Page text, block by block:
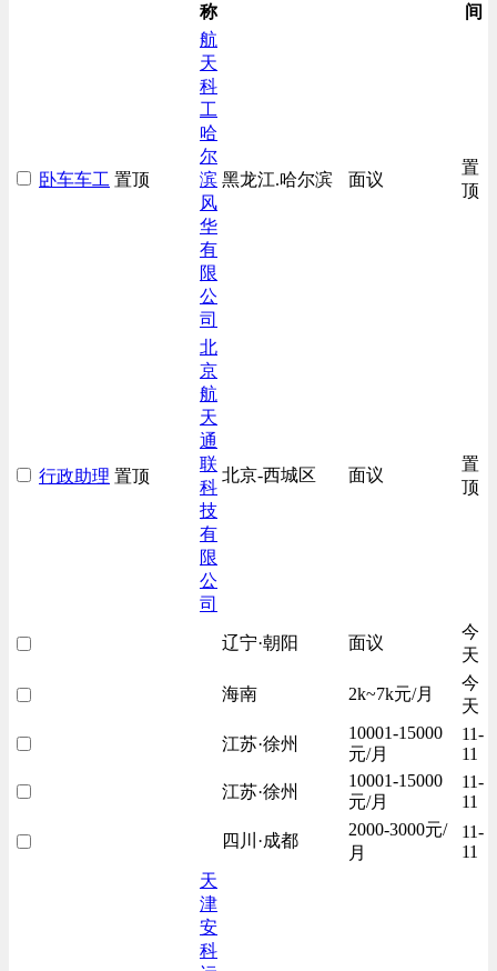
称
间
卧车车工 置顶
航
天
科
工
哈
尔
滨
风
华
有
限
公
司
黑龙江.哈尔滨 面议
置
顶
行政助理 置顶
北
京
航
天
通
联
科
技
有
限
公
司
北京-西城区 面议
置
顶
辽宁·朝阳 面议
今
天
海南 2k~7k元/月
今
天
江苏·徐州
10001-15000
元/月
11-
11
江苏·徐州
10001-15000
元/月
11-
11
四川·成都
2000-3000元/
月
11-
11
天
津
安
科